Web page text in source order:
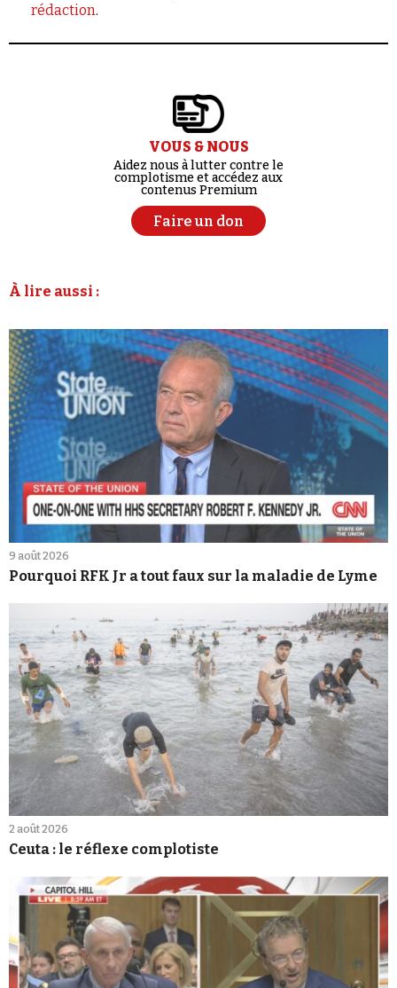
rédaction.
VOUS & NOUS
Aidez nous à lutter contre le
complotisme et accédez aux
contenus Premium
Faire un don
À lire aussi :
9 août 2026
Pourquoi RFK Jr a tout faux sur la maladie de Lyme
2 août 2026
Ceuta : le réflexe complotiste